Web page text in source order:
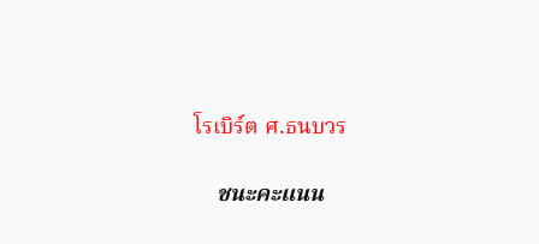
โรเบิร์ต ศ.ธนบวร
ชนะคะแนน